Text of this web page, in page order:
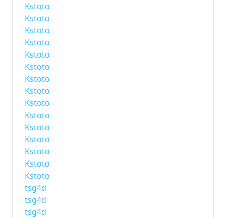
Kstoto
Kstoto
Kstoto
Kstoto
Kstoto
Kstoto
Kstoto
Kstoto
Kstoto
Kstoto
Kstoto
Kstoto
Kstoto
Kstoto
Kstoto
tsg4d
tsg4d
tsg4d